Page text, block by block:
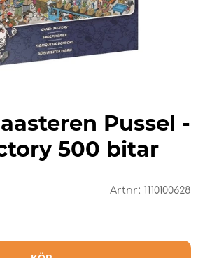
Pussel -
500 bitar
Artnr: 1110100628